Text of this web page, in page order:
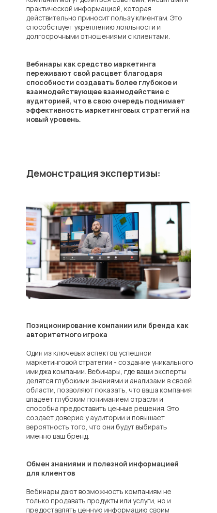
практической информацией, которая
действительно приносит пользу клиентам. Это
способствует укреплению лояльности и
долгосрочными отношениями с клиентами.
Вебинары как средство маркетинга
переживают свой расцвет благодаря
способности создавать более глубокое и
взаимодействующее взаимодействие с
аудиторией, что в свою очередь поднимает
эффективность маркетинговых стратегий на
новый уровень.
Демонстрация экспертизы:
Позиционирование компании или бренда как
авторитетного игрока
Один из ключевых аспектов успешной
маркетинговой стратегии - создание уникального
имиджа компании. Вебинары, где ваши эксперты
делятся глубокими знаниями и анализами в своей
области, позволяют показать, что ваша компания
владеет глубоким пониманием отрасли и
способна предоставить ценные решения. Это
создает доверие у аудитории и повышает
вероятность того, что они будут выбирать
именно ваш бренд.
Обмен знаниями и полезной информацией
для клиентов
Вебинары дают возможность компаниям не
только продавать продукты или услуги, но и
предоставлять ценную информацию своим